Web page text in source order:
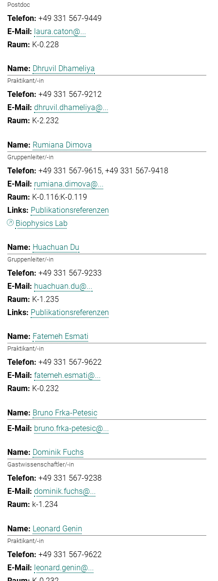
Postdoc
+49 331 567-9449
laura.caton@...
K-0.228
Dhruvil Dhameliya
Praktikant/-in
+49 331 567-9212
dhruvil.dhameliya@...
K-2.232
Rumiana Dimova
Gruppenleiter/-in
+49 331 567-9615 +49 331 567-9418
rumiana.dimova@...
K-0.116:K-0.119
Publikationsreferenzen
Biophysics Lab
Huachuan Du
Gruppenleiter/-in
+49 331 567-9233
huachuan.du@...
K-1.235
Publikationsreferenzen
Fatemeh Esmati
Praktikant/-in
+49 331 567-9622
fatemeh.esmati@...
K-0.232
Bruno Frka-Petesic
bruno.frka-petesic@...
Dominik Fuchs
Gastwissenschaftler/-in
+49 331 567-9238
dominik.fuchs@...
k-1.234
Leonard Genin
Praktikant/-in
+49 331 567-9622
leonard.genin@...